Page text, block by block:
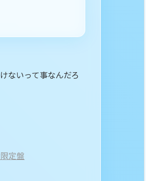
ないって事なんだろ
定盤